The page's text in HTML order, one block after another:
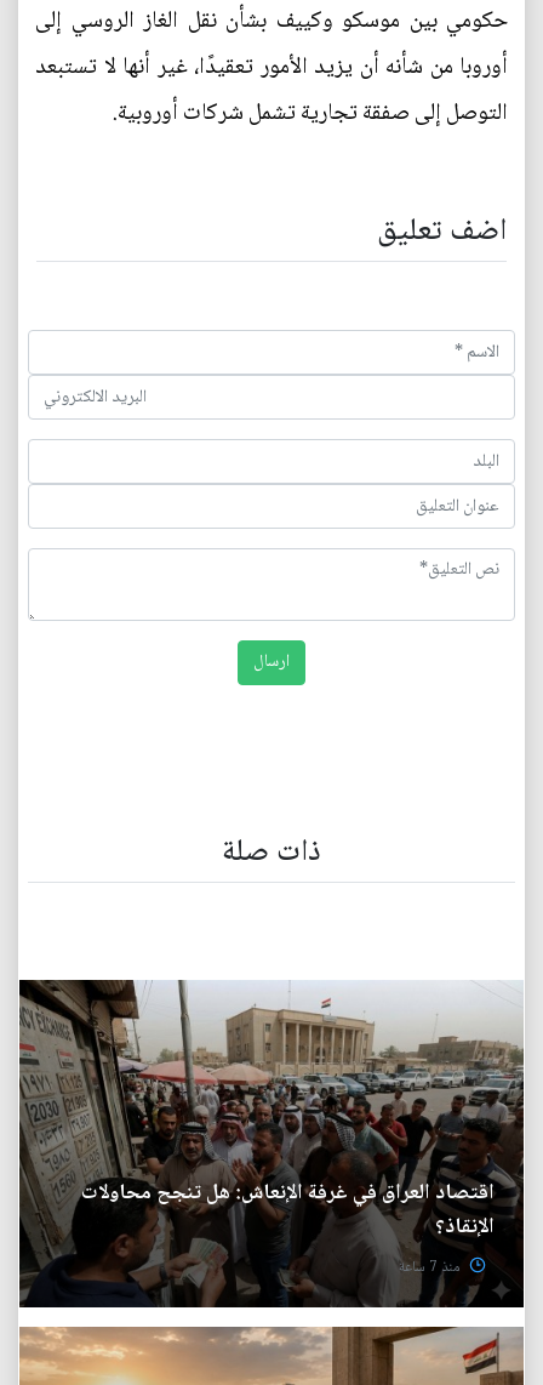
حكومي بين موسكو وكييف بشأن نقل الغاز الروسي إلى
أوروبا من شأنه أن يزيد الأمور تعقيدًا، غير أنها لا تستبعد
التوصل إلى صفقة تجارية تشمل شركات أوروبية.
اضف تعليق
ذات صلة
اقتصاد العراق في غرفة الإنعاش: هل تنجح محاولات
الإنقاذ؟
منذ 7 ساعة